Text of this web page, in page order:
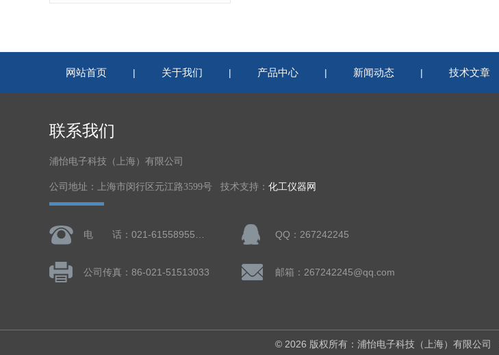
网站首页 | 关于我们 | 产品中心 | 新闻动态 | 技术文章
联系我们
浦怡电子科技（上海）有限公司
公司地址：上海市闵行区元江路3599号 技术支持： 化工仪器网
QQ：267242245
公司传真：86-021-51513033 邮箱：267242245@qq.com
© 2026 版权所有：浦怡电子科技（上海）有限公司